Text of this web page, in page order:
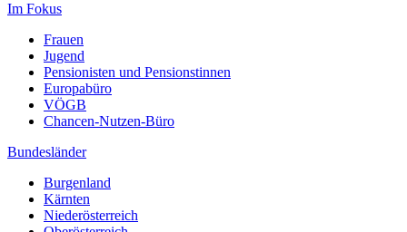
Im Fokus
Frauen
Jugend
Pensionisten und Pensionstinnen
Europabüro
VÖGB
Chancen-Nutzen-Büro
Bundesländer
Burgenland
Kärnten
Niederösterreich